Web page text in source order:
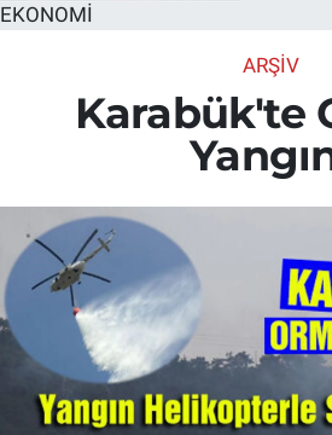
EKONOMİ
ARŞİV
Karabük'te